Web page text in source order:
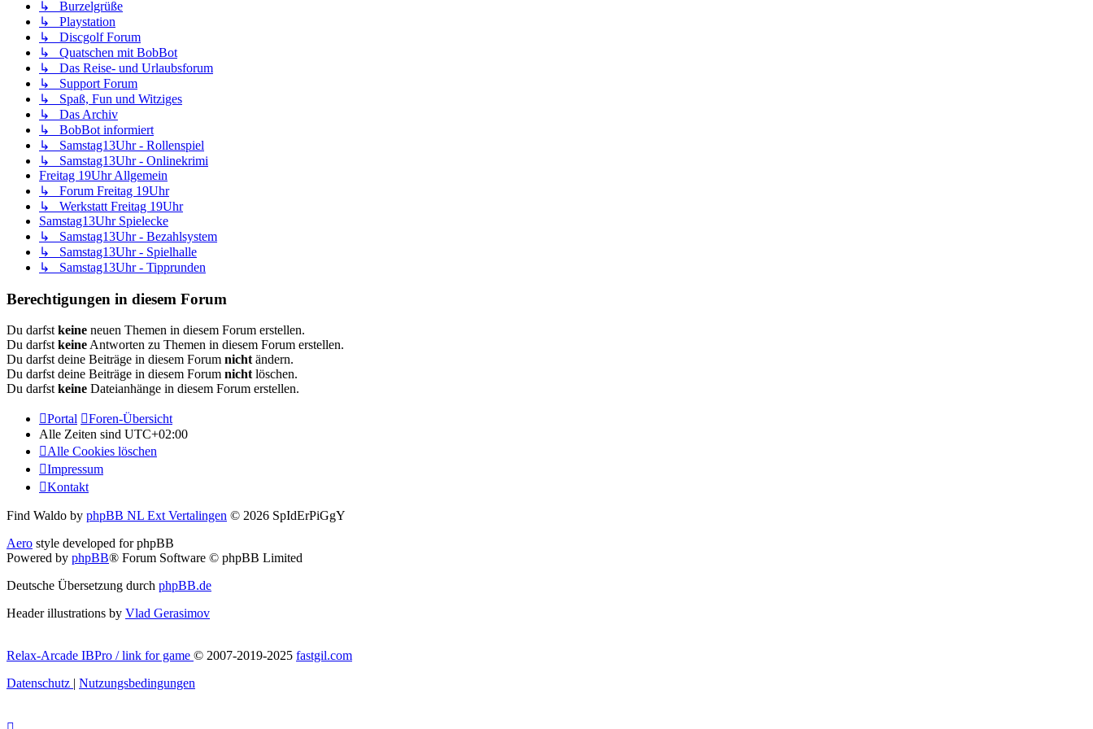
↳ Burzelgrüße
↳ Playstation
↳ Discgolf Forum
↳ Quatschen mit BobBot
↳ Das Reise- und Urlaubsforum
↳ Support Forum
↳ Spaß, Fun und Witziges
↳ Das Archiv
↳ BobBot informiert
↳ Samstag13Uhr - Rollenspiel
↳ Samstag13Uhr - Onlinekrimi
Freitag 19Uhr Allgemein
↳ Forum Freitag 19Uhr
↳ Werkstatt Freitag 19Uhr
Samstag13Uhr Spielecke
↳ Samstag13Uhr - Bezahlsystem
↳ Samstag13Uhr - Spielhalle
↳ Samstag13Uhr - Tipprunden
Berechtigungen in diesem Forum
Du darfst keine neuen Themen in diesem Forum erstellen.
Du darfst keine Antworten zu Themen in diesem Forum erstellen.
Du darfst deine Beiträge in diesem Forum nicht ändern.
Du darfst deine Beiträge in diesem Forum nicht löschen.
Du darfst keine Dateianhänge in diesem Forum erstellen.
Portal
Foren-Übersicht
Alle Zeiten sind UTC+02:00
Alle Cookies löschen
Impressum
Kontakt
Find Waldo by phpBB NL Ext Vertalingen © 2026 SpIdErPiGgY
Aero style developed for phpBB
Powered by phpBB® Forum Software © phpBB Limited
Deutsche Übersetzung durch phpBB.de
Header illustrations by Vlad Gerasimov
Relax-Arcade IBPro / link for game © 2007-2019-2025 fastgil.com
Datenschutz | Nutzungsbedingungen